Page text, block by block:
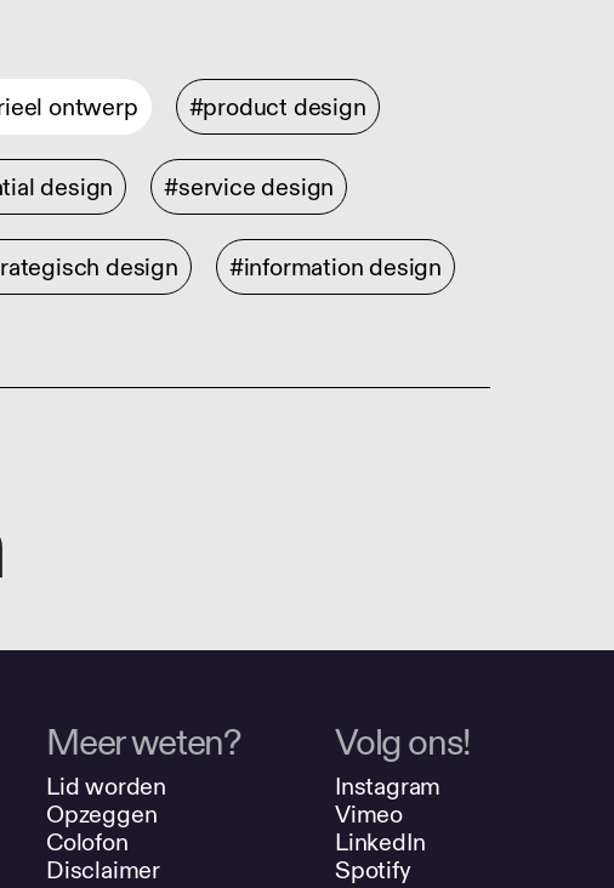
ontwerp #product design
design #service design
design #information design
Meer weten?
Lid worden
Opzeggen
Colofon
Disclaimer
Volg ons!
Instagram
Vimeo
LinkedIn
Spotify